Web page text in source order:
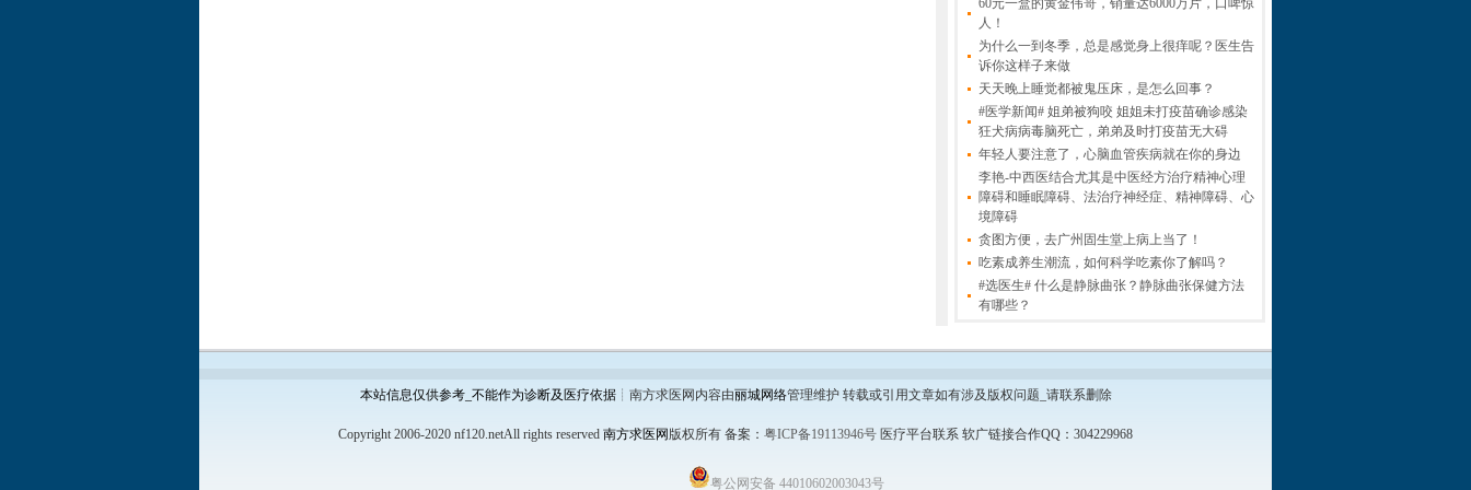
60元一盒的黄金伟哥，销量达6000万片，口啤惊
人！
为什么一到冬季，总是感觉身上很痒呢？医生告
诉你这样子来做
天天晚上睡觉都被鬼压床，是怎么回事？
#医学新闻# 姐弟被狗咬 姐姐未打疫苗确诊感染
狂犬病病毒脑死亡，弟弟及时打疫苗无大碍
年轻人要注意了，心脑血管疾病就在你的身边
李艳-中西医结合尤其是中医经方治疗精神心理
障碍和睡眠障碍、法治疗神经症、精神障碍、心
境障碍
贪图方便，去广州固生堂上病上当了！
吃素成养生潮流，如何科学吃素你了解吗？
#选医生# 什么是静脉曲张？静脉曲张保健方法
有哪些？
本站信息仅供参考_不能作为诊断及医疗依据┊南方求医网内容由丽城网络管理维护 转载或引用文章如有涉及版权问题_请联系删除
Copyright 2006-2020 nf120.netAll rights reserved 南方求医网 版权所有 备案： 粤ICP备19113946号 医疗平台联系 软广链接合作QQ：304229968
粤公网安备 44010602003043号